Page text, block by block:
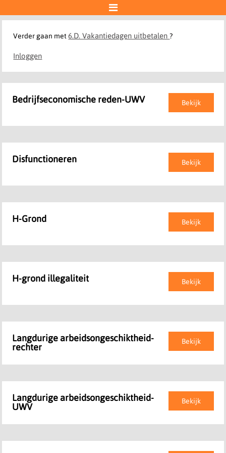

Verder gaan met6.D. Vakantiedagen uitbetalen?
Inloggen
Bekijk
Bedrijfseconomische reden-UWV
Bekijk
Disfunctioneren
Bekijk
H-Grond
Bekijk
H-grond illegaliteit
Bekijk
Langdurige arbeidsongeschiktheid-
rechter
Bekijk
Langdurige arbeidsongeschiktheid-
UWV